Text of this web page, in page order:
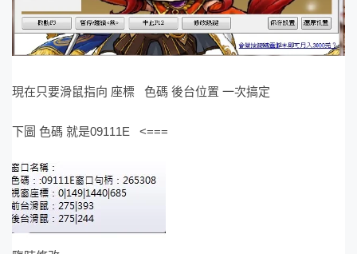
現在只要滑鼠指向 座標 色碼 後台位置 一次搞定
下圖 色碼 就是09111E <===